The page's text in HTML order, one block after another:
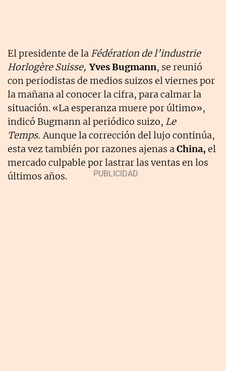
El presidente de la Fédération de l’industrie
Horlogère Suisse, Yves Bugmann, se reunió
con periodistas de medios suizos el viernes por
la mañana al conocer la cifra, para calmar la
situación. «La esperanza muere por último»,
indicó Bugmann al periódico suizo, Le
Temps. Aunque la corrección del lujo continúa,
esta vez también por razones ajenas aChina, el
mercado culpable por lastrar las ventas en los
últimos años.